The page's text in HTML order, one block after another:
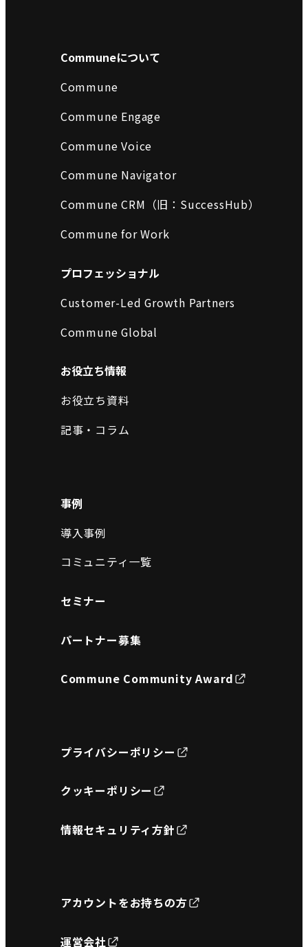
Communeについて
Commune
Commune Engage
Commune Voice
Commune Navigator
Commune CRM（旧：SuccessHub）
Commune for Work
プロフェッショナル
Customer-Led Growth Partners
Commune Global
お役立ち情報
お役立ち資料
記事・コラム
事例
導入事例
コミュニティ一覧
セミナー
パートナー募集
Commune Community Award
プライバシーポリシー
クッキーポリシー
情報セキュリティ方針
アカウントをお持ちの方
運営会社